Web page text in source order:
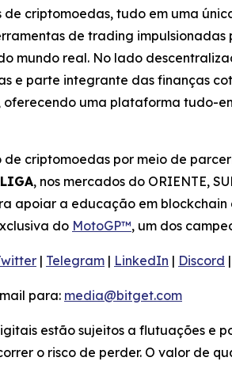
de criptomoedas, tudo em uma
de trading
mundo real. No lado
e parte integrante das finanças
oferecendo uma plataforma
criptomoedas por meio de
, nos mercados do ORIENTE,
apoiar a educação em blockchain
do MotoGP™, um dos
| Telegram | LinkedIn | Discord |
para: media@bitget.com
estão sujeitos a flutuações e
o risco de perder. O valor de